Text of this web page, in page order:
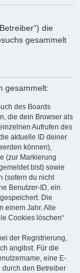
die
gesammelt
gesammelt:
des Boards
die dein Browser als
Aufrufen des
aktuelle ID deiner
können),
(zur Markierung
bist) sowie
(sofern du nicht
Benutzer-ID, ein
Die
einem Jahr. Alle
Cookies löschen“
der Registrierung,
angibst. Für die
eine E-
durch den Betreiber